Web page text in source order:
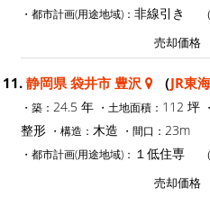
・都市計画(用途地域)： 非線引き
売却価格
11. 静岡県 袋井市 豊沢 （JR東
・築： 24.5 年 ・土地面積： 112 坪
整形 ・構造： 木造 ・間口： 23m
・都市計画(用途地域)： １低住専
売却価格